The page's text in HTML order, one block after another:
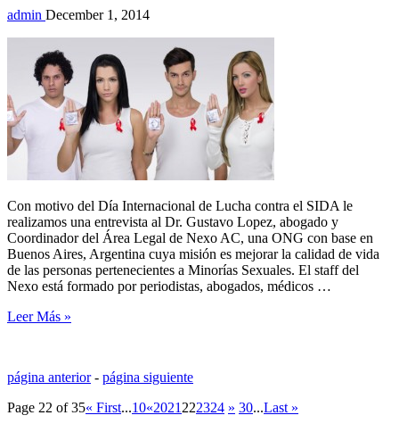
admin December 1, 2014
Con motivo del Día Internacional de Lucha contra el SIDA le
realizamos una entrevista al Dr. Gustavo Lopez, abogado y
Coordinador del Área Legal de Nexo AC, una ONG con base en
Buenos Aires, Argentina cuya misión es mejorar la calidad de vida
de las personas pertenecientes a Minorías Sexuales. El staff del
Nexo está formado por periodistas, abogados, médicos …
Leer Más »
página anterior- página siguiente
Page 22 of 35« First...10«2021 222324 » 30...Last »